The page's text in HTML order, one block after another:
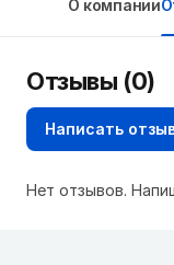
О компании
Отзывы (0)
Написать
Нет отзывов.